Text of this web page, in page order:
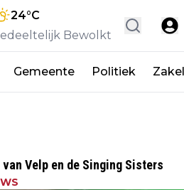
24°C
Bewolkt
Gemeente Politiek
Velp en de Singing Sisters